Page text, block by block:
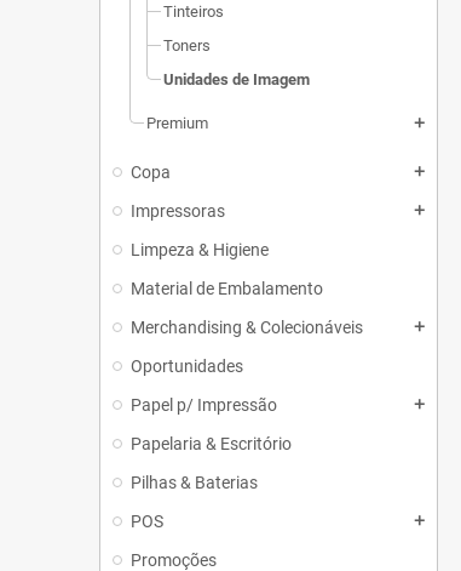
Tinteiros
Toners
Unidades de Imagem
Premium add
Copa add
Impressoras add
Limpeza & Higiene
Material de Embalamento
Merchandising & Colecionáveis
add
Oportunidades
Papel p/ Impressão
add
Papelaria & Escritório
Pilhas & Baterias
POS
add
Promoções